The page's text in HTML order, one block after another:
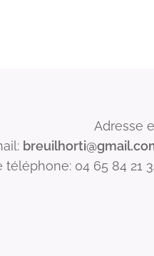
Adresse
téléphone: 04 65 84 21